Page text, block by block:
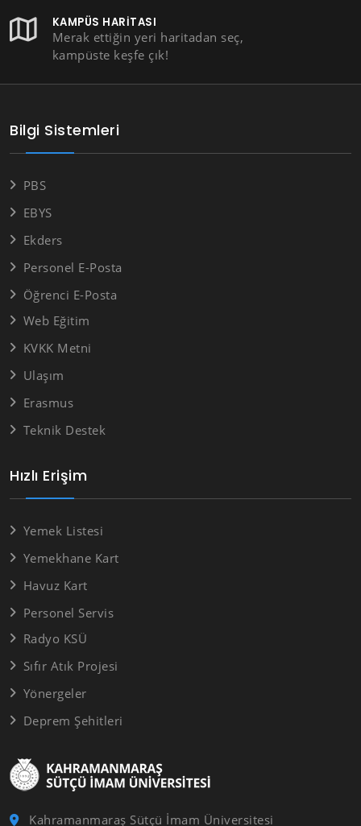
KAMPÜS HARITASI
Merak ettiğin yeri haritadan seç,
kampüste keşfe çık!
Kahramanmaraş Sütçü İmam Üniversitesi
Hızlı Erişim
Yemek Listesi
Yemekhane Kart
Havuz Kart
Personel Servis
Radyo KSÜ
Sıfır Atık Projesi
Yönergeler
Deprem Şehitleri
Bilgi Sistemleri
PBS
EBYS
Ekders
Personel E-Posta
Öğrenci E-Posta
Web Eğitim
KVKK Metni
Ulaşım
Erasmus
Teknik Destek